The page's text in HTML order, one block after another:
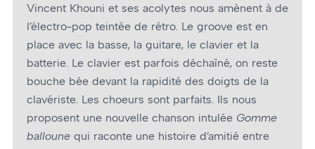
Vincent Khouni et ses acolytes nous amènent à de
l’électro-pop teintée de rétro. Le groove est en
place avec la basse, la guitare, le clavier et la
batterie. Le clavier est parfois déchaîné, on reste
bouche bée devant la rapidité des doigts de la
clavériste. Les choeurs sont parfaits. Ils nous
proposent une nouvelle chanson intulée Gomme
balloune qui raconte une histoire d’amitié entre